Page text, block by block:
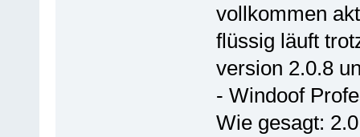
vollkommen
flüssig läuft
version 2.0.8
- Windoof
Wie gesagt: